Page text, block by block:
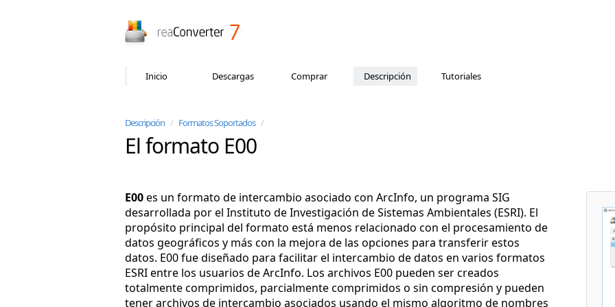
Inicio Descargas Comprar Descripción Tutoriales
Descripción / Formatos Soportados /
El formato E00
E00es un formato de intercambio asociado con ArcInfo, un programa SIG
desarrollada por el Instituto de Investigación de Sistemas Ambientales (ESRI). El
propósito principal del formato está menos relacionado con el procesamiento de
datos geográficos y más con la mejora de las opciones para transferir estos
datos. E00 fue diseñado para facilitar el intercambio de datos en varios formatos
ESRI entre los usuarios de ArcInfo. Los archivos E00 pueden ser creados
totalmente comprimidos, parcialmente comprimidos o sin compresión y pueden
tener archivos de intercambio asociados usando el mismo algoritmo de nombres